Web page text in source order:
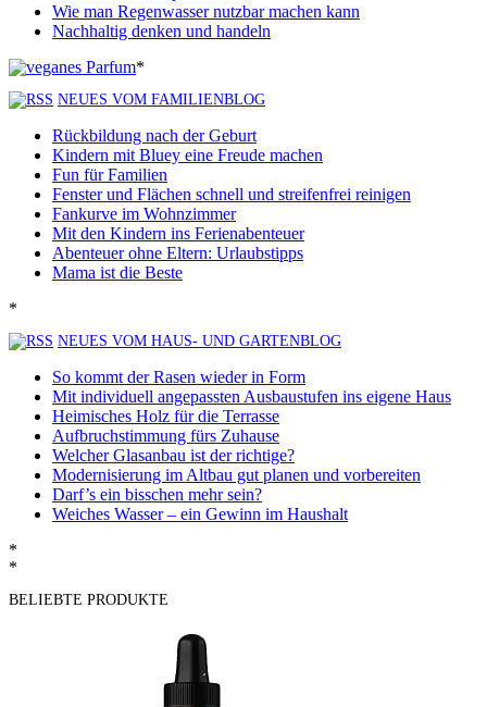
Wie man Regenwasser nutzbar machen kann
Nachhaltig denken und handeln
*
NEUES VOM FAMILIENBLOG
Rückbildung nach der Geburt
Kindern mit Bluey eine Freude machen
Fun für Familien
Fenster und Flächen schnell und streifenfrei reinigen
Fankurve im Wohnzimmer
Mit den Kindern ins Ferienabenteuer
Abenteuer ohne Eltern: Urlaubstipps
Mama ist die Beste
*
NEUES VOM HAUS- UND GARTENBLOG
So kommt der Rasen wieder in Form
Mit individuell angepassten Ausbaustufen ins eigene Haus
Heimisches Holz für die Terrasse
Aufbruchstimmung fürs Zuhause
Welcher Glasanbau ist der richtige?
Modernisierung im Altbau gut planen und vorbereiten
Darf’s ein bisschen mehr sein?
Weiches Wasser – ein Gewinn im Haushalt
*
*
BELIEBTE PRODUKTE